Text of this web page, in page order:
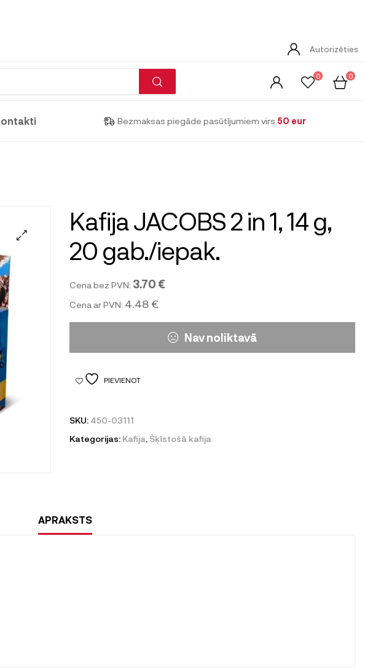
Autorizēties
0 0
Bezmaksas piegāde pasūtījumiem virs 50 eur
Kafija JACOBS 2 in 1, 14 g,
20 gab./iepak.
Cena bez PVN: 3.70 €
Cena ar PVN: 4.48 €
Nav noliktavā
PIEVIENOT
SKU: 450-03111
Kategorijas: Kafija, Šķīstošā kafija
APRAKSTS